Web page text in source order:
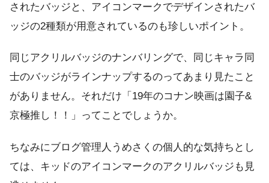
されたバッジと、アイコンマークでデザインされたバ
ッジの2種類が用意されているのも珍しいポイント。
同じアクリルバッジのナンバリングで、同じキャラ同
士のバッジがラインナップするのってあまり見たこと
がありません。それだけ「19年のコナン映画は園子&
京極推し！！」ってことでしょうか。
ちなみにブログ管理人うめさくの個人的な気持ちとし
ては、キッドのアイコンマークのアクリルバッジも見